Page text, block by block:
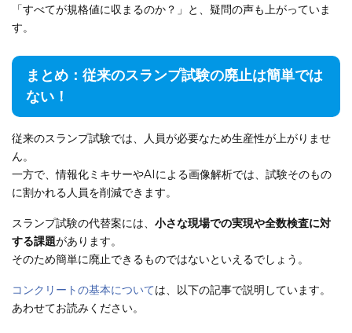
「すべてが規格値に収まるのか？」と、疑問の声も上がっていま
す。
まとめ：従来のスランプ試験の廃止は簡単では
ない！
従来のスランプ試験では、人員が必要なため生産性が上がりませ
ん。
一方で、情報化ミキサーやAIによる画像解析では、試験そのもの
に割かれる人員を削減できます。
スランプ試験の代替案には、 小さな現場での実現や全数検査に対
する課題があります。
そのため簡単に廃止できるものではないといえるでしょう。
コンクリートの基本については、以下の記事で説明しています。
あわせてお読みください。